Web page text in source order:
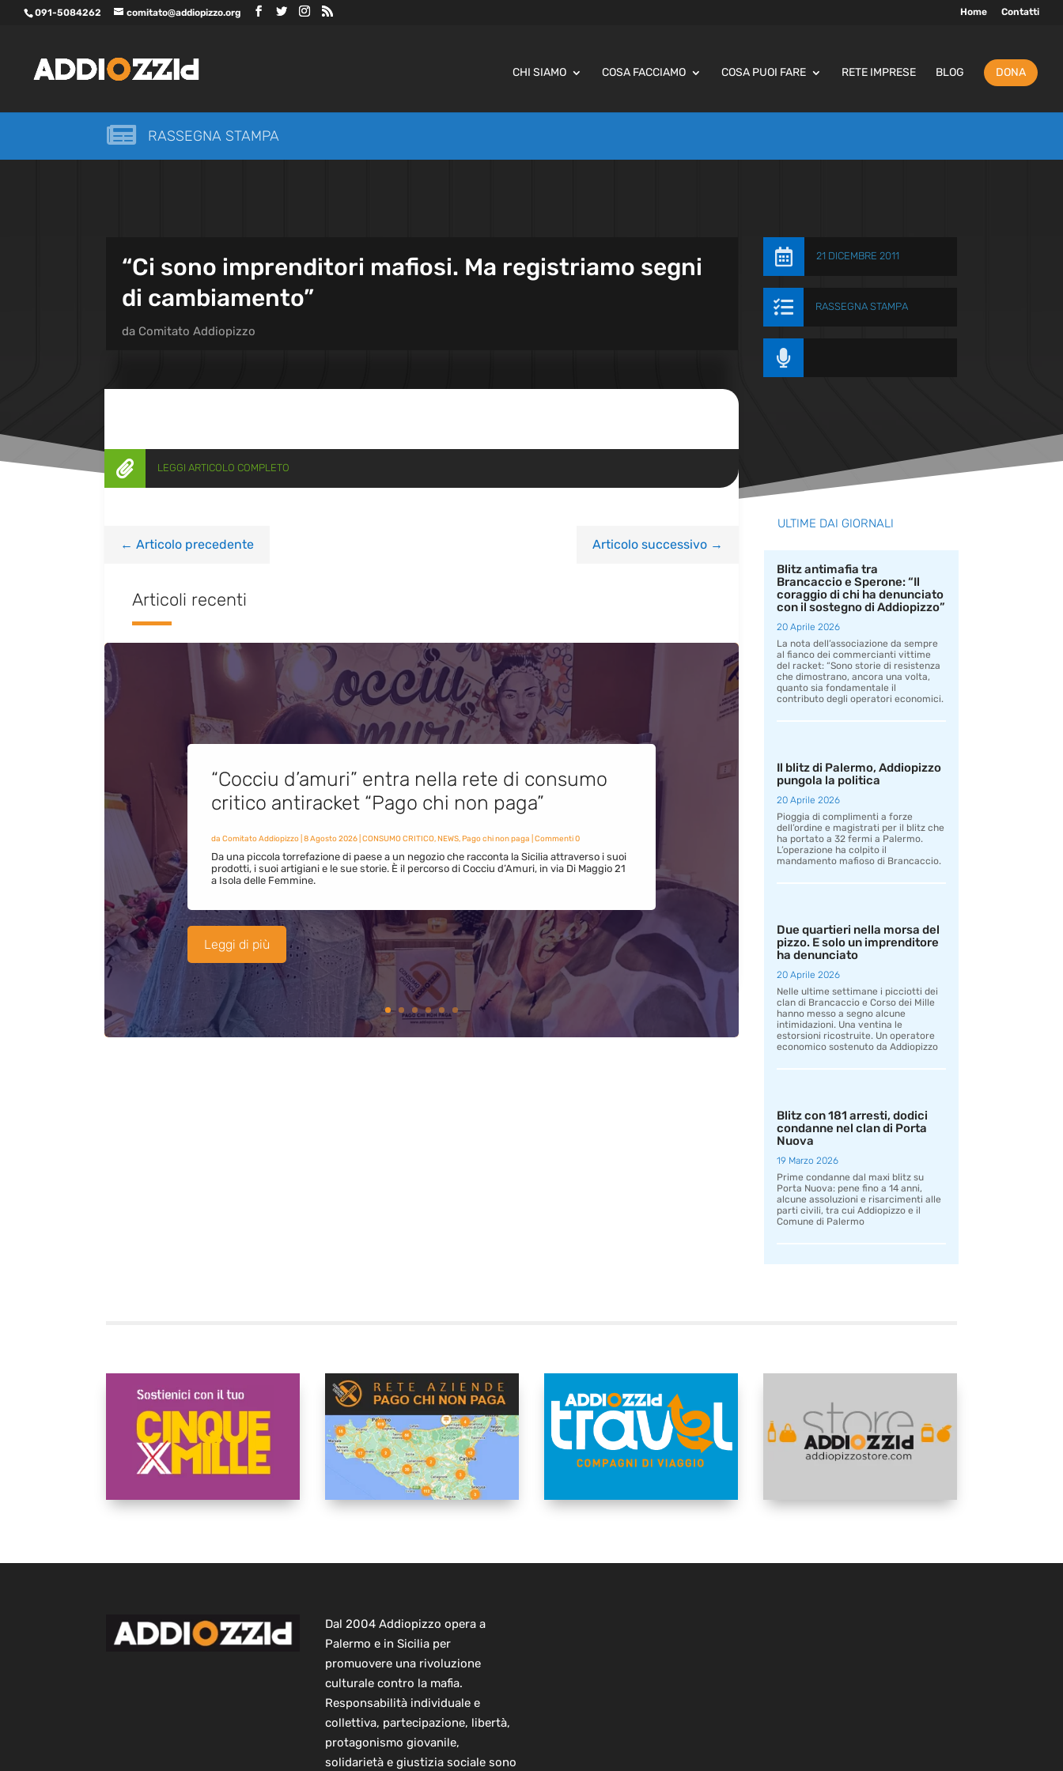
091-5084262 comitato@addiopizzo.org Home Contatti
CHI SIAMO COSA FACCIAMO COSA PUOI FARE RETE IMPRESE BLOG DONA
 RASSEGNA STAMPA
“Ci sono imprenditori mafiosi. Ma registriamo segni
di cambiamento”
da Comitato Addiopizzo
 21 DICEMBRE 2011
 RASSEGNA STAMPA

 LEGGI ARTICOLO COMPLETO
← Articolo precedente Articolo successivo→
Articoli recenti
“Cocciu d’amuri” entra nella rete di consumo
critico antiracket “Pago chi non paga”
da Comitato Addiopizzo| 8 Agosto 2026| CONSUMO CRITICO,NEWS,Pago chi non paga | Commenti 0
Da una piccola torrefazione di paese a un negozio che racconta la Sicilia attraverso i suoi
prodotti, i suoi artigiani e le sue storie. È il percorso di Cocciu d’Amuri, in via Di Maggio 21
a Isola delle Femmine.
Leggi di più
ULTIME DAI GIORNALI
Blitz antimafia tra
Brancaccio e Sperone: “Il
coraggio di chi ha denunciato
con il sostegno di Addiopizzo”
20 Aprile 2026
La nota dell’associazione da sempre
al fianco dei commercianti vittime
del racket: “Sono storie di resistenza
che dimostrano, ancora una volta,
quanto sia fondamentale il
contributo degli operatori economici.
Il blitz di Palermo, Addiopizzo
pungola la politica
20 Aprile 2026
Pioggia di complimenti a forze
dell’ordine e magistrati per il blitz che
ha portato a 32 fermi a Palermo.
L’operazione ha colpito il
mandamento mafioso di Brancaccio.
Due quartieri nella morsa del
pizzo. E solo un imprenditore
ha denunciato
20 Aprile 2026
Nelle ultime settimane i picciotti dei
clan di Brancaccio e Corso dei Mille
hanno messo a segno alcune
intimidazioni. Una ventina le
estorsioni ricostruite. Un operatore
economico sostenuto da Addiopizzo
Blitz con 181 arresti, dodici
condanne nel clan di Porta
Nuova
19 Marzo 2026
Prime condanne dal maxi blitz su
Porta Nuova: pene fino a 14 anni,
alcune assoluzioni e risarcimenti alle
parti civili, tra cui Addiopizzo e il
Comune di Palermo
Dal 2004 Addiopizzo opera a
Palermo e in Sicilia per
promuovere una rivoluzione
culturale contro la mafia.
Responsabilità individuale e
collettiva, partecipazione, libertà,
protagonismo giovanile,
solidarietà e giustizia sociale sono